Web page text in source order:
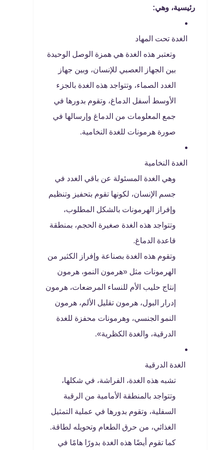
رئيسية، وهي:
الغدة تحت المهاد
وتعتبر هذه الغدة هي همزة الوصل الوحيدة
بين الجهاز العصبي للإنسان، وبين جهاز
الغدد الصماء، وتتواجد هذه الغدة بالجزء
الأوسط أسفل الدماغ، وتقوم بدورها في
جمع المعلومات من الدماغ وإرسالها في
صورة هرمونات للغدة النخامية.
الغدة النخامية
وهي الغدة المسئولة عن باقي الغدد في
جسم الإنسان، لكونها تقوم بتحفيز وتنظيم
وإفراز الهرمونات بالشكل المطلوب،
وتتواجد هذه الغدة صغيرة الحجم، بمنطقة
قاعدة الدماغ.
وتقوم هذه الغدة بصناعة وإفراز الكثير من
الهرمونات مثل «هرمون النمو، هرمون
إنتاج حليب الأم للنساء المرضعات، هرمون
إدرار البول، هرمون تقليل الألم، هرمون
النمو الجنسي، وهرمونات محفزة للغدة
الدرقية، والغدة الكظرية».
الغدة الدرقية
تشبه هذه الغدة، الفراشة، في شكلها،
وتتواجد بالمنطقة الأمامية من الرقبة
السفلية، وتقوم بدورها في عملية التمثيل
الغذائي، من حرق الطعام وتحويله لطاقة.
كما تقوم أيضًا هذه الغدة بدورًا هامًا في